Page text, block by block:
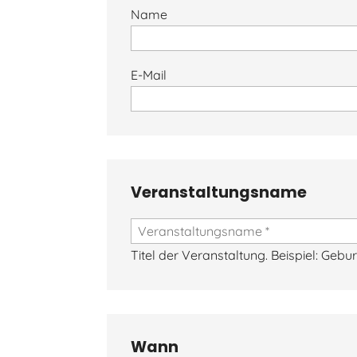
Name
E-Mail
Veranstaltungsname
Titel der Veranstaltung. Beispiel:
Wann